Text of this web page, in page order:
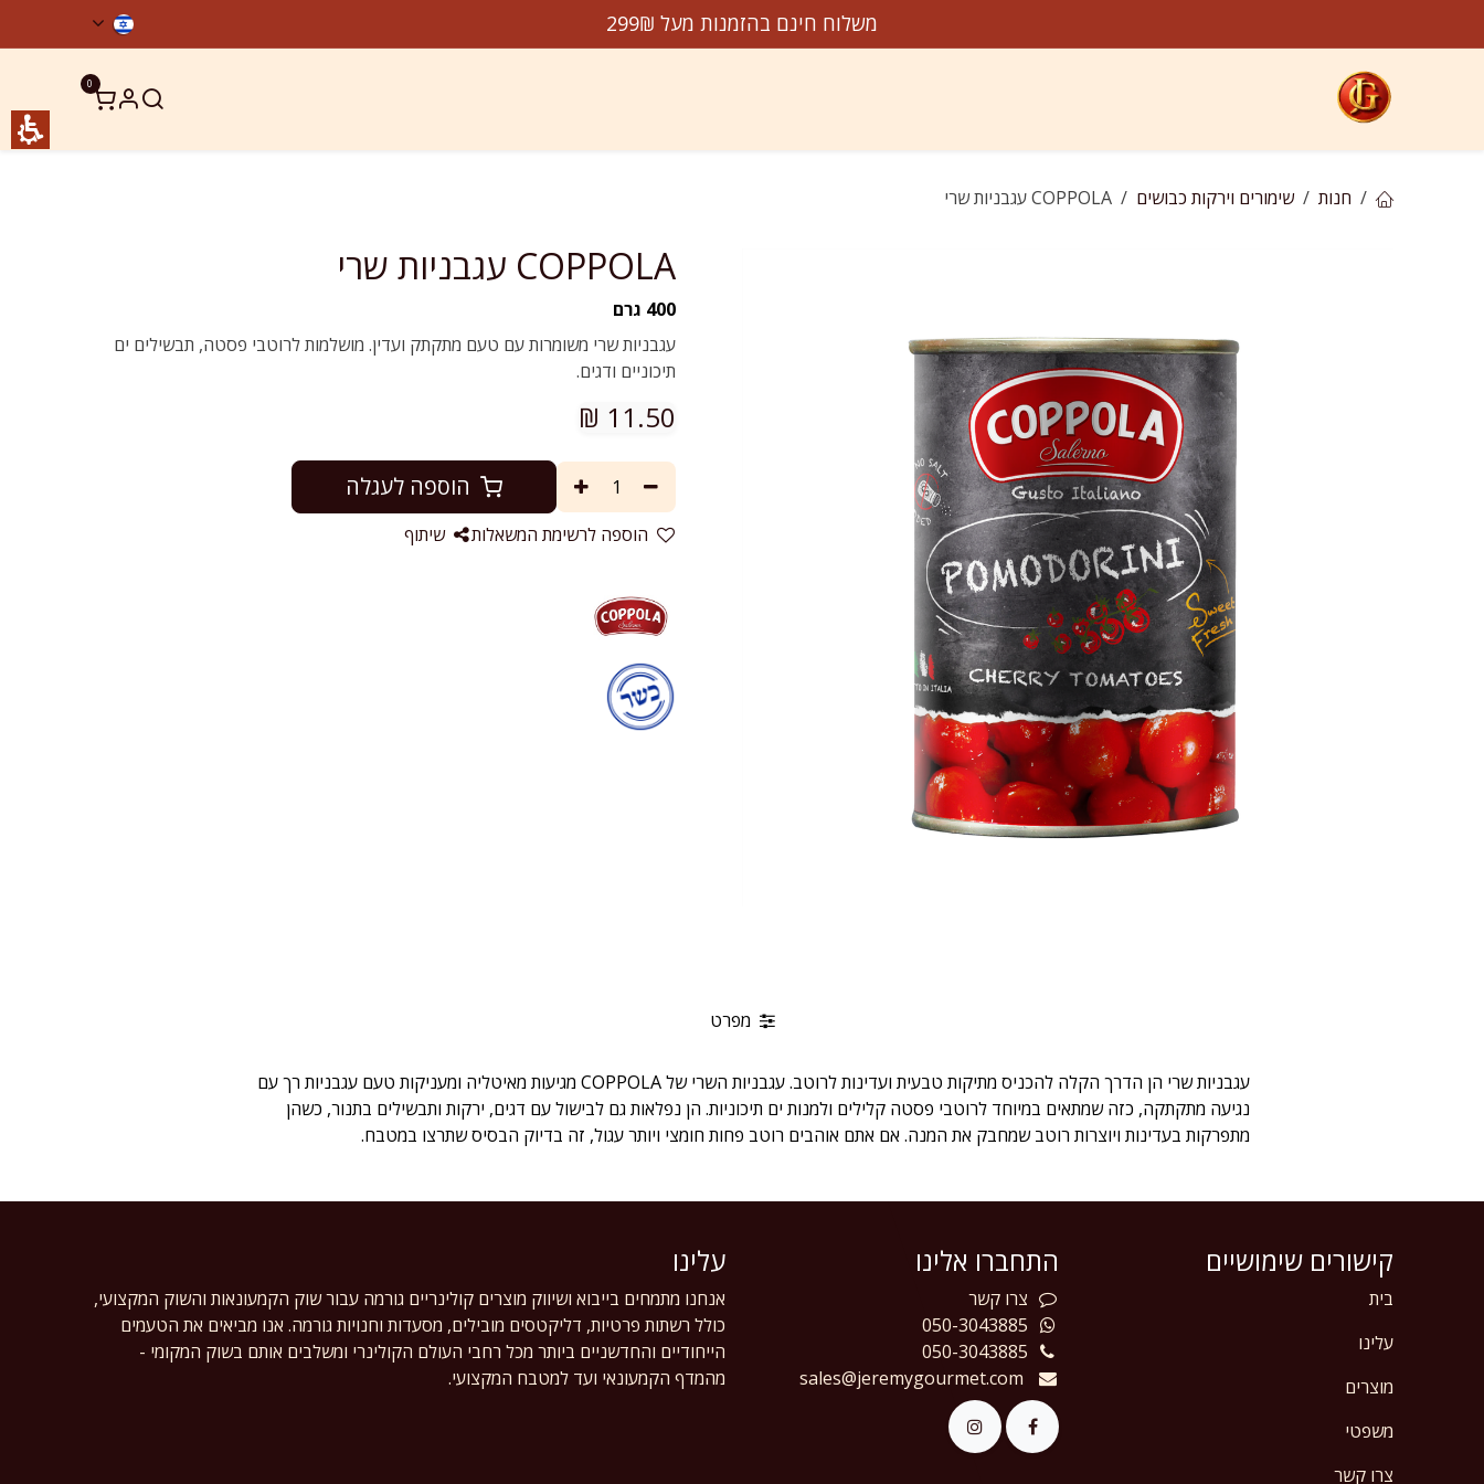
משלוח חינם בהזמנות מעל 299₪
0
חנות שימורים וירקות כבושים COPPOLA עגבניות שרי
COPPOLA עגבניות שרי
400 גרם
עגבניות שרי משומרות עם טעם מתקתק ועדין. מושלמות לרוטבי פסטה, תבשילים ים
תיכוניים ודגים.
11.50
₪
הוספה לעגלה
הוספה לרשימת המשאלות שיתוף
מפרט
עגבניות שרי הן הדרך הקלה להכניס מתיקות טבעית ועדינות לרוטב. עגבניות השרי של COPPOLA מגיעות מאיטליה ומעניקות טעם עגבניות רך עם
נגיעה מתקתקה, כזה שמתאים במיוחד לרוטבי פסטה קלילים ולמנות ים תיכוניות. הן נפלאות גם לבישול עם דגים, ירקות ותבשילים בתנור, כשהן
מתפרקות בעדינות ויוצרות רוטב שמחבק את המנה. אם אתם אוהבים רוטב פחות חומצי ויותר עגול, זה בדיוק הבסיס שתרצו במטבח.
קישורים שימושיים
בית
עלינו
מוצרים
משפטי
צרו קשר
התחברו אלינו
צרו קשר
050-3043885
050-3043885
sales@jeremygourmet.com
עלינו
אנחנו מתמחים בייבוא ושיווק מוצרים קולינריים גורמה עבור שוק הקמעונאות והשוק המקצועי,
כולל רשתות פרטיות, דליקטסים מובילים, מסעדות וחנויות גורמה. אנו מביאים את הטעמים
הייחודיים והחדשניים ביותר מכל רחבי העולם הקולינרי ומשלבים אותם בשוק המקומי -
מהמדף הקמעונאי ועד למטבח המקצועי.